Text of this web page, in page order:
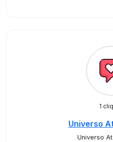
1
Universo
Universo